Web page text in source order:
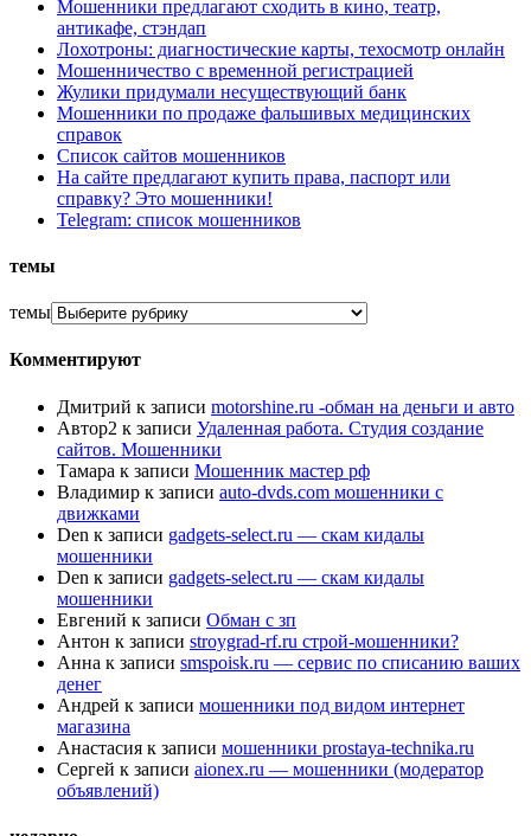
Мошенники предлагают сходить в кино, театр,
антикафе, стэндап
Лохотроны: диагностические карты, техосмотр онлайн
Мошенничество с временной регистрацией
Жулики придумали несуществующий банк
Мошенники по продаже фальшивых медицинских
справок
Список сайтов мошенников
На сайте предлагают купить права, паспорт или
справку? Это мошенники!
Telegram: список мошенников
темы
темы
Комментируют
Дмитрий к записи motorshine.ru -обман на деньги и авто
Автор2 к записи Удаленная работа. Студия создание
сайтов. Мошенники
Тамара к записи Мошенник мастер рф
Владимир к записи auto-dvds.com мошенники с
движками
Den к записи gadgets-select.ru — скам кидалы
мошенники
Den к записи gadgets-select.ru — скам кидалы
мошенники
Евгений к записи Обман с зп
Антон к записи stroygrad-rf.ru строй-мошенники?
Анна к записи smspoisk.ru — сервис по списанию ваших
денег
Андрей к записи мошенники под видом интернет
магазина
Анастасия к записи мошенники prostaya-technika.ru
Сергей к записи aionex.ru — мошенники (модератор
объявлений)